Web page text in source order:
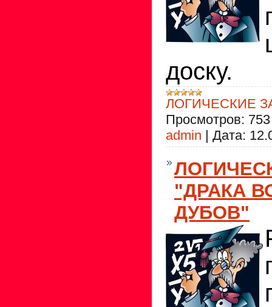
доску.
ЛОГИЧЕСКИЕ
Просмотров: 753
admin | Дата:
"ДРАКА
ДУБОВ"